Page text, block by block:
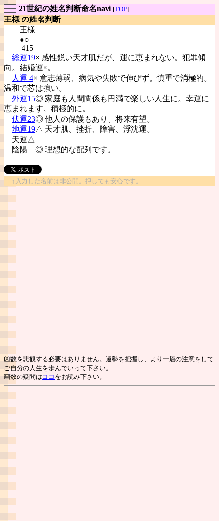
21世紀の姓名判断命名navi [TOP]
王様 の姓名判断
王様
●○
415
総運19× 感性鋭い天才肌だが、運に恵まれない。犯罪傾
向。結婚運×。
人運 4× 意志薄弱、病気や失敗で伸びず。慎重で消極的。
温和で芯は強い。
外運15◎ 家庭も人間関係も円満で楽しい人生に。幸運に
恵まれます。積極的に。
伏運23◎ 他人の保護もあり、将来有望。
地運19△ 天才肌、挫折、障害、浮沈運。
天運△
陰陽 ◎ 理想的な配列です。
↑入力した名前は非公開。押しても安心です。
凶数を悲観する必要はありません。運勢を把握し、より一層の注意をして
ご自分の人生を歩んでいって下さい。
画数の疑問は ココ をお読み下さい。